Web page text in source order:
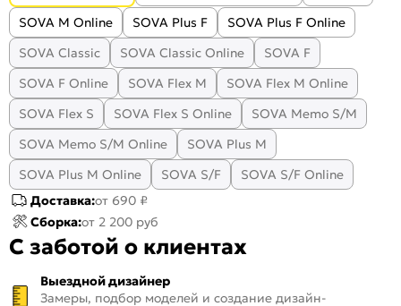
SOVA M Online
SOVA Plus F
SOVA Plus F Online
SOVA Classic
SOVA Classic Online
SOVA F
SOVA F Online
SOVA Flex M
SOVA Flex M Online
SOVA Flex S
SOVA Flex S Online
SOVA Memo S/M
SOVA Memo S/M Online
SOVA Plus M
SOVA Plus M Online
SOVA S/F
SOVA S/F Online
Доставка:от 690 ₽
Сборка:от 2 200 руб
С заботой о клиентах
Выездной дизайнер
Замеры, подбор моделей и создание дизайн-